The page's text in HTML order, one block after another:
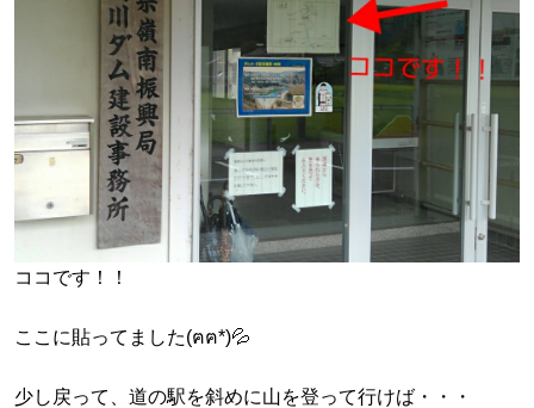
ココです！！
ここに貼ってました(ฅฅ*)💦
少し戻って、道の駅を斜めに山を登って行けば・・・